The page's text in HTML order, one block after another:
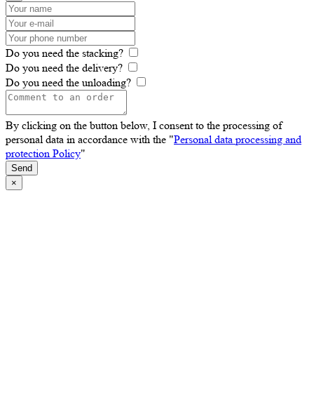
Do you need the stacking?
Do you need the delivery?
Do you need the unloading?
By clicking on the button below, I consent to the processing of
personal data in accordance with the "Personal data processing and
protection Policy"
Send
×